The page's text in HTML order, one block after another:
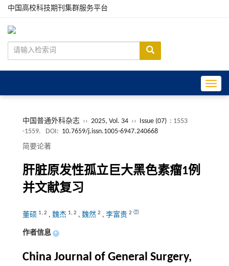
中国高校科技期刊集群服务平台
中国普通外科杂志 ›› 2025, Vol. 34 ›› Issue (07) : 1553
-1559.
DOI: 10.7659/j.issn.1005-6947.240668
简要论著
肝脏原发性孤立巨大黑色素瘤1例
并文献复习
董硕 1, 2 , 魏杰 1, 2 , 魏然 2 , 李富贵 2
作者信息 +
China Journal of General Surgery,